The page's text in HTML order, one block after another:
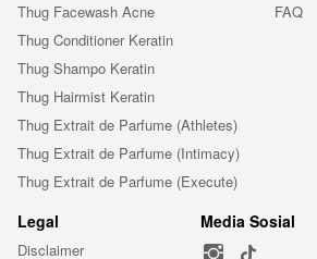
Thug Facewash Acne
Thug Conditioner Keratin
Thug Shampo Keratin
Thug Hairmist Keratin
Thug Extrait de Parfume (Athletes)
Thug Extrait de Parfume (Intimacy)
Thug Extrait de Parfume (Execute)
FAQ
Legal
Disclaimer
Media Sosial